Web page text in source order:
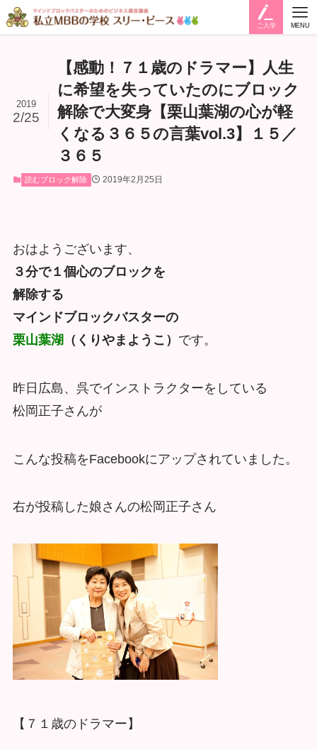
ご入学 MENU
【感動！７１歳のドラマー】人生
に希望を失っていたのにブロック
解除で大変身【栗山葉湖の心が軽
くなる３６５の言葉vol.3】１５／
３６５
2019
2/25
読むブロック解除 2019年2月25日
おはようございます、
３分で１個心のブロックを
解除する
マインドブロックバスターの
栗山葉湖 （くりやまようこ） です。
昨日広島、呉でインストラクターをしている
松岡正子さんが
こんな投稿をFacebookにアップされていました。
右が投稿した娘さんの松岡正子さん
【７１歳のドラマー】